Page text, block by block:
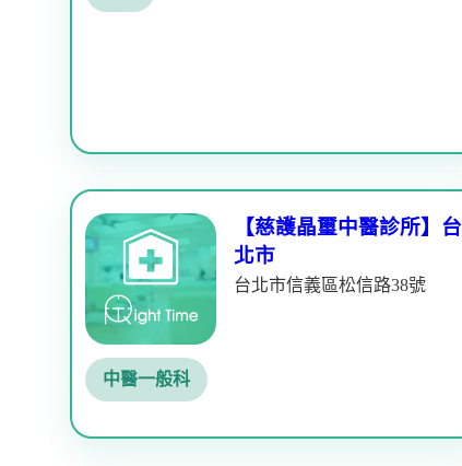
【慈護晶璽中醫診所】台
北市
台北市信義區松信路38號
中醫一般科